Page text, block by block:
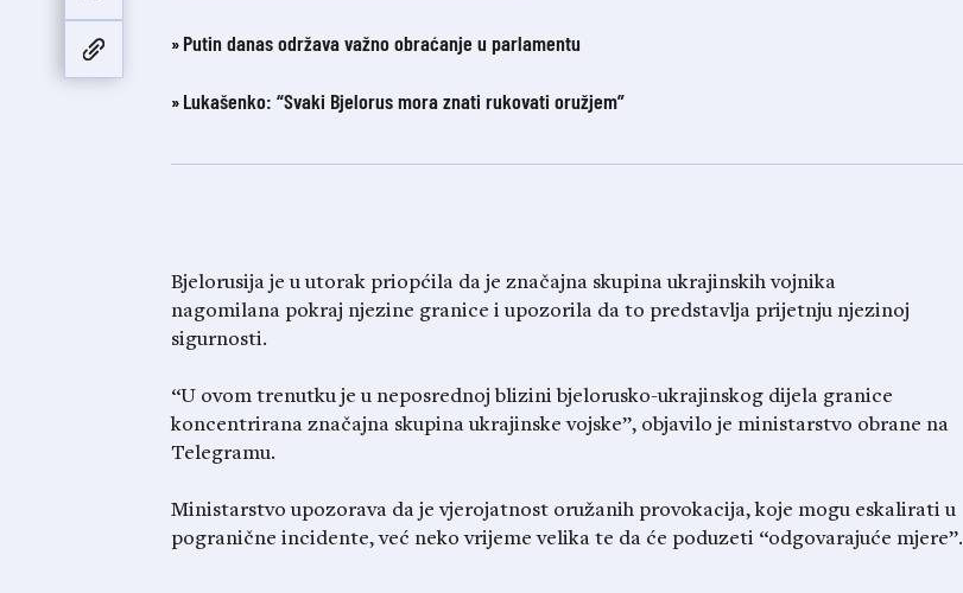
Putin danas održava važno obraćanje u parlamentu
Lukašenko: “Svaki Bjelorus mora znati rukovati oružjem”
Bjelorusija je u utorak priopćila da je značajna skupina ukrajinskih vojnika
nagomilana pokraj njezine granice i upozorila da to predstavlja prijetnju njezinoj
sigurnosti.
“U ovom trenutku je u neposrednoj blizini bjelorusko-ukrajinskog dijela granice
koncentrirana značajna skupina ukrajinske vojske”, objavilo je ministarstvo obrane na
Telegramu.
Ministarstvo upozorava da je vjerojatnost oružanih provokacija, koje mogu eskalirati u
pogranične incidente, već neko vrijeme velika te da će poduzeti “odgovarajuće mjere”.